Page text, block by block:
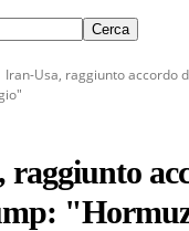
Iran-Usa, raggiunto accordo
raggiunto